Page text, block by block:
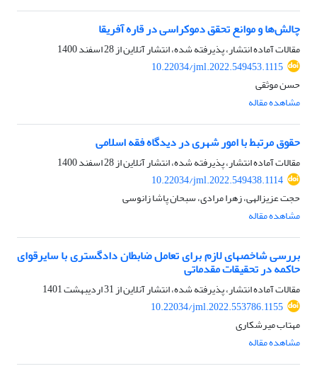
چالش‌ها و موانع تحقق دموکراسی در قاره آفریقا
مقالات آماده انتشار، پذیرفته شده، انتشار آنلاین از28 اسفند 1400
10.22034/jml.2022.549453.1115
حسن موثقی
مشاهده مقاله
حقوق مرتبط‌ با امور شهری در دیدگاه فقه اسلامی
مقالات آماده انتشار، پذیرفته شده، انتشار آنلاین از28 اسفند 1400
10.22034/jml.2022.549438.1114
حجت عزیزالهی، زهرا مرادی، سبحان پاشا زانوسی
مشاهده مقاله
بررسی شاخصهای لازم برای تعامل ضابطان دادگستری با سایرقوای
حاکمه در تحقیقات مقدماتی
مقالات آماده انتشار، پذیرفته شده، انتشار آنلاین از31 اردیبهشت 1401
10.22034/jml.2022.553786.1155
مهتاب میرشکاری
مشاهده مقاله